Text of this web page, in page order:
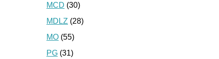
MCD (30)
MDLZ (28)
MO (55)
PG (31)